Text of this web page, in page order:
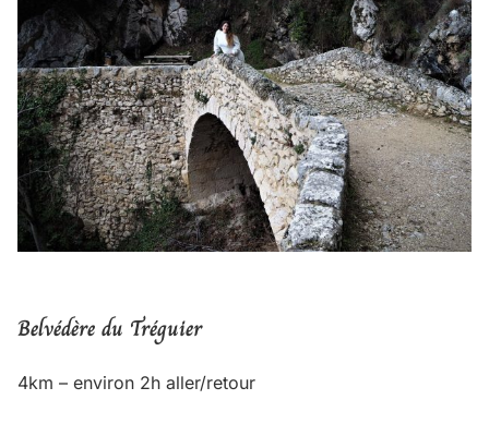
Belvédère du Tréguier
4km – environ 2h aller/retour